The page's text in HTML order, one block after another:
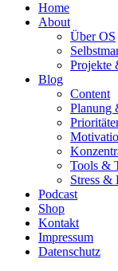
Home
About
Über OS
Projekte
Blog
Content
Planung
Tools &
Stress &
Podcast
Shop
Kontakt
Impressum
Datenschutz